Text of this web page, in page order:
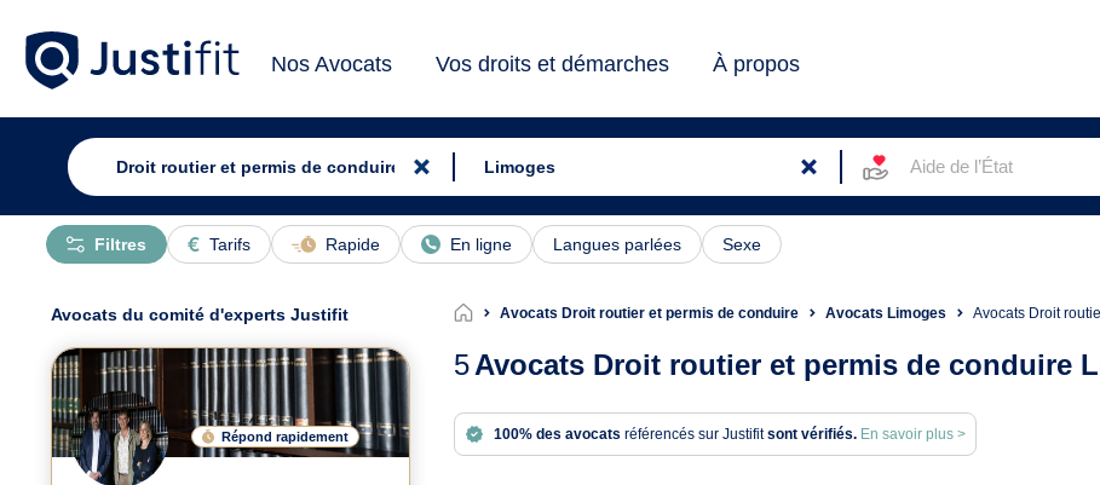
Nos Avocats Vos droits et démarches À propos
Aide de l’État
Tarifs Rapide En ligne Langues parlées Sexe
Filtres
Avocats Droit routier et permis de conduire Avocats Limoges Avocats Droit
5Avocats Droit routier et permis de conduire
100% des avocats référencés sur Justifitsont vérifiés. En savoir plus >
Avocats du comité d'experts Justifit
Répond rapidement